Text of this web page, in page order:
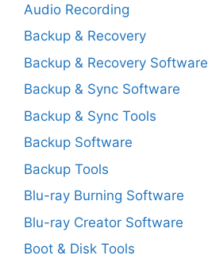
Audio Recording
Backup & Recovery
Backup & Recovery Software
Backup & Sync Software
Backup & Sync Tools
Backup Software
Backup Tools
Blu-ray Burning Software
Blu-ray Creator Software
Boot & Disk Tools